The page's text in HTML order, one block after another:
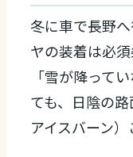
冬に車で長野
ヤの装着は必須
「雪が降って
ても、日陰の
アイスバーン）